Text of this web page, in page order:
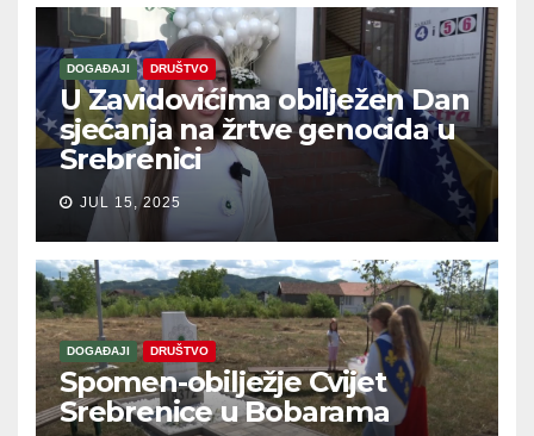
DOGAĐAJI DRUŠTVO
U Zavidovićima obilježen Dan
sjećanja na žrtve genocida u
Srebrenici
JUL 15, 2025
DOGAĐAJI DRUŠTVO
Spomen-obilježje Cvijet
Srebrenice u Bobarama